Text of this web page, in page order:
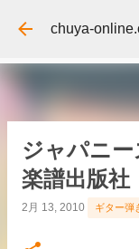
スキップ
chuya-
ジャパニ
楽譜出版社
2月 13, 2010 ギター弾